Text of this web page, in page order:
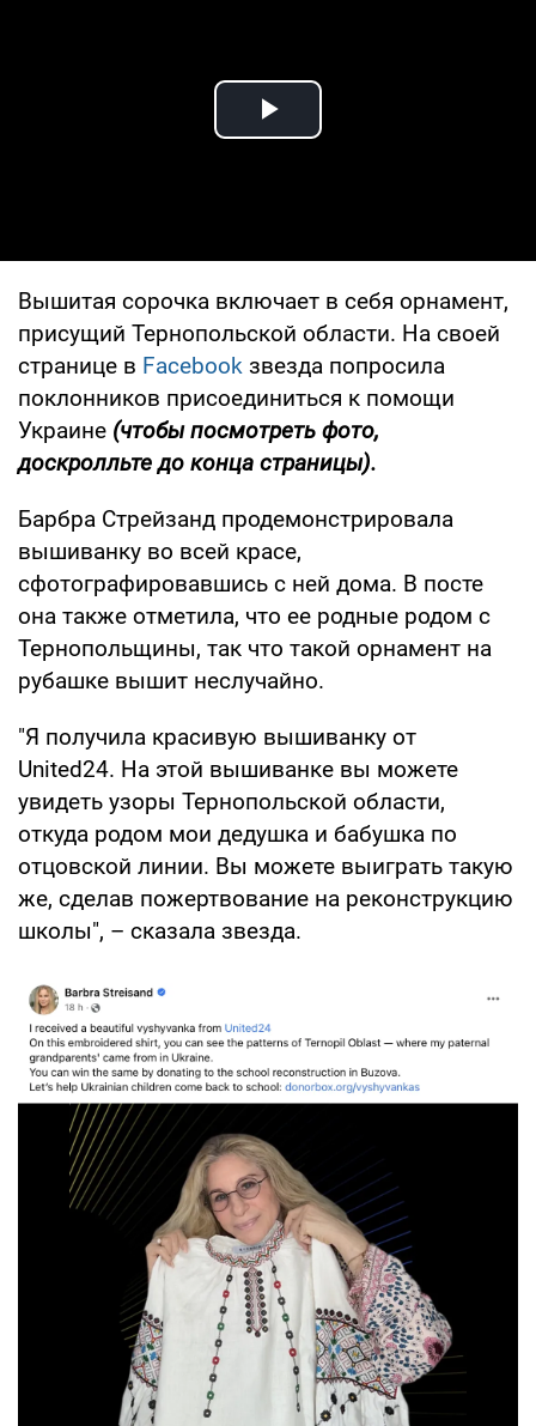
Play Video
Вышитая сорочка включает в себя орнамент,
присущий Тернопольской области. На своей
странице в Facebook звезда попросила
поклонников присоединиться к помощи
Украине (чтобы посмотреть фото,
доскролльте до конца страницы).
Барбра Стрейзанд продемонстрировала
вышиванку во всей красе,
сфотографировавшись с ней дома. В посте
она также отметила, что ее родные родом с
Тернопольщины, так что такой орнамент на
рубашке вышит неслучайно.
"Я получила красивую вышиванку от
United24. На этой вышиванке вы можете
увидеть узоры Тернопольской области,
откуда родом мои дедушка и бабушка по
отцовской линии. Вы можете выиграть такую
же, сделав пожертвование на реконструкцию
школы", – сказала звезда.